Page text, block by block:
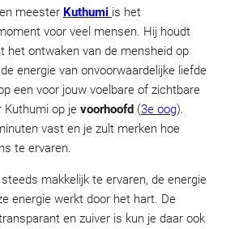
meester Kuthumi is het
voor veel mensen. Hij houdt
het ontwaken van de mensheid op
energie van onvoorwaardelijke liefde
een voor jouw voelbare of zichtbare
Kuthumi op je voorhoofd (3e oog).
vast en je zult merken hoe
te ervaren.
makkelijk te ervaren, de energie
energie werkt door het hart. De
en zuiver is kun je daar ook